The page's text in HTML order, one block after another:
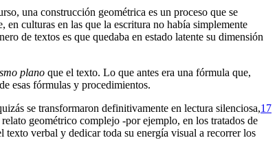
una construcción geométrica es un proceso que se
en culturas en las que la escritura no había simplemente
de textos es que quedaba en estado latente su dimensión
plano que el texto. Lo que antes era una fórmula que,
esas fórmulas y procedimientos.
se transformaron definitivamente en lectura silenciosa,17
geométrico complejo -por ejemplo, en los tratados de
texto verbal y dedicar toda su energía visual a recorrer los